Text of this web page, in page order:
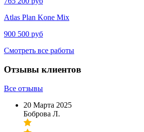
Atlas Plan Kone Mix
900 500 руб
Смотреть все работы
Отзывы клиентов
Все отзывы
20 Марта 2025
Боброва Л.